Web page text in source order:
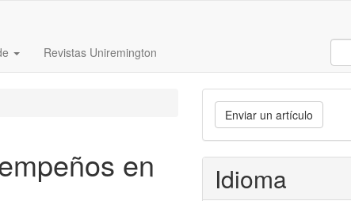
Revistas Uniremington
en
Enviar
un
artículo
Enviar un artículo
Idioma